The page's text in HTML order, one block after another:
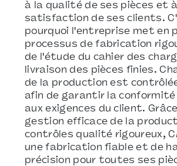
à la qualité de ses pièces et
satisfaction de ses clients.
pourquoi l'entreprise met en
processus de fabrication
de l'étude du cahier des
livraison des pièces finies.
de la production est
afin de garantir la conformité
aux exigences du client.
gestion efficace de la
contrôles qualité rigoureux,
une fabrication fiable et de
précision pour toutes ses